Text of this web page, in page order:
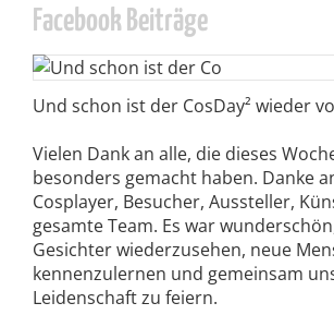
Facebook Beiträge
Und schon ist der CosDay² wieder
Vielen Dank an alle, die dieses
besonders gemacht haben. Danke
Cosplayer, Besucher, Aussteller,
gesamte Team. Es war
Gesichter wiederzusehen, neue
kennenzulernen und gemeinsam
Leidenschaft zu feiern.